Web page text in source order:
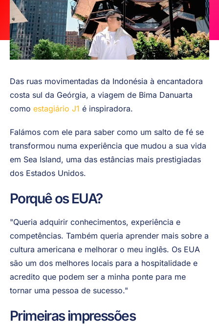
Das ruas movimentadas da Indonésia à encantadora
costa sul da Geórgia, a viagem de Bima Danuarta
como estagiário J1 é inspiradora.
Falámos com ele para saber como um salto de fé se
transformou numa experiência que mudou a sua vida
em Sea Island, uma das estâncias mais prestigiadas
dos Estados Unidos.
Porquê os EUA?
"Queria adquirir conhecimentos, experiência e
competências. Também queria aprender mais sobre a
cultura americana e melhorar o meu inglês. Os EUA
são um dos melhores locais para a hospitalidade e
acredito que podem ser a minha ponte para me
tornar uma pessoa de sucesso."
Primeiras impressões